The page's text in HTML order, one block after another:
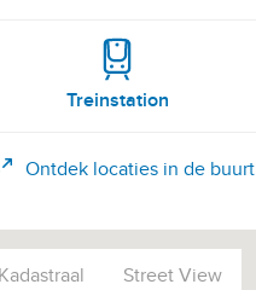
Treinstation
Ontdek locaties in de buurt
Kadastraal Street View